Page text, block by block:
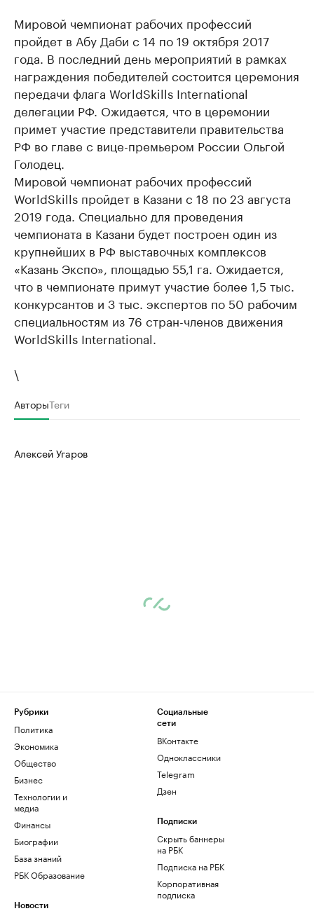
Мировой чемпионат рабочих профессий
пройдет в Абу Даби с 14 по 19 октября 2017
года. В последний день мероприятий в рамках
награждения победителей состоится церемония
передачи флага WorldSkills International
делегации РФ. Ожидается, что в церемонии
примет участие представители правительства
РФ во главе с вице-премьером России Ольгой
Голодец.
Мировой чемпионат рабочих профессий
WorldSkills пройдет в Казани с 18 по 23 августа
2019 года. Специально для проведения
чемпионата в Казани будет построен один из
крупнейших в РФ выставочных комплексов
«Казань Экспо», площадью 55,1 га. Ожидается,
что в чемпионате примут участие более 1,5 тыс.
конкурсантов и 3 тыс. экспертов по 50 рабочим
специальностям из 76 стран-членов движения
WorldSkills International.
\
АвторыТеги
Алексей Угаров
Рубрики
Политика
Экономика
Общество
Бизнес
Технологии и
медиа
Финансы
Биографии
База знаний
РБК Образование
Новости
Социальные
сети
ВКонтакте
Одноклассники
Telegram
Дзен
Подписки
Скрыть баннеры
на РБК
Подписка на РБК
Корпоративная
подписка